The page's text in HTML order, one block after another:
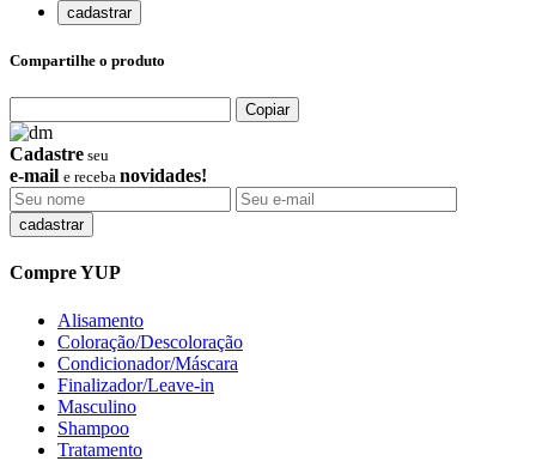
cadastrar
Compartilhe o produto
Copiar
Cadastre seu
e-mail e receba novidades!
Compre YUP
Alisamento
Coloração/Descoloração
Condicionador/Máscara
Finalizador/Leave-in
Masculino
Shampoo
Tratamento